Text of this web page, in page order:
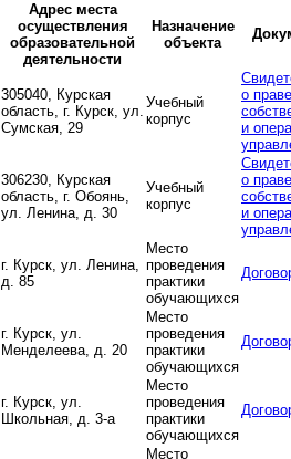
Адрес места
осуществления
образовательной
деятельности
Назначение
объекта
305040, Курская
область, г. Курск, ул.
Сумская, 29
Учебный
корпус
о праве
и
306230, Курская
область, г. Обоянь,
ул. Ленина, д. 30
Учебный
корпус
о праве
и
г. Курск, ул. Ленина,
д. 85
Место
проведения
практики
обучающихся
г. Курск, ул.
Менделеева, д. 20
Место
проведения
практики
обучающихся
г. Курск, ул.
Школьная, д. 3-а
Место
проведения
практики
обучающихся
Место